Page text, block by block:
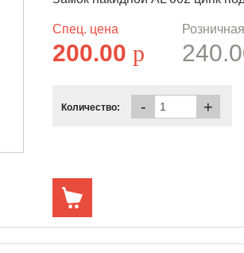
Спец. цена
200.00p
Количество: - +